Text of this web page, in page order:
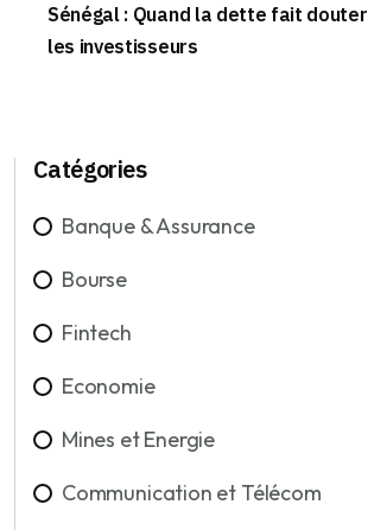
Sénégal : Quand la dette fait douter
les investisseurs
Catégories
Banque & Assurance
Bourse
Fintech
Economie
Mines et Energie
Communication et Télécom